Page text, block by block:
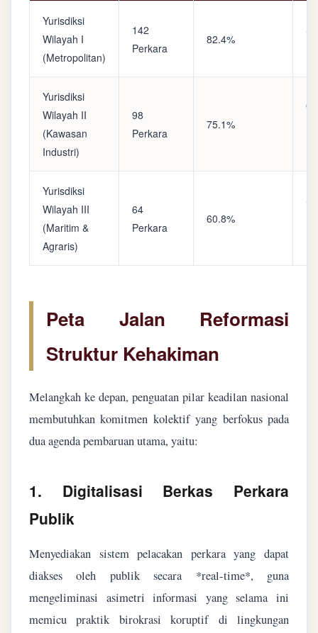
Yurisdiksi
Wilayah I
(Metropolitan)
142
Perkara
82.4%
Yurisdiksi
Wilayah II
(Kawasan
Industri)
98
Perkara
75.1%
Yurisdiksi
Wilayah III
(Maritim &
Agraris)
64
Perkara
60.8%
Peta Jalan Reformasi
Struktur Kehakiman
Melangkah ke depan, penguatan pilar keadilan nasional
membutuhkan komitmen kolektif yang berfokus pada
dua agenda pembaruan utama, yaitu:
1. Digitalisasi Berkas Perkara
Publik
Menyediakan sistem pelacakan perkara yang dapat
diakses oleh publik secara *real-time*, guna
mengeliminasi asimetri informasi yang selama ini
memicu praktik birokrasi koruptif di lingkungan